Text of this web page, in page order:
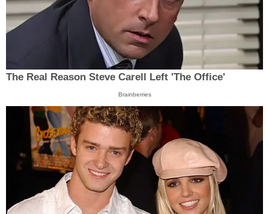
The Real Reason Steve Carell Left 'The Office'
Brainberries